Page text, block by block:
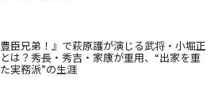
豊臣兄弟！』で萩原護が演じる武将・小堀正
は？秀長・秀吉・家康が重用、“出家を重
実務派”の生涯